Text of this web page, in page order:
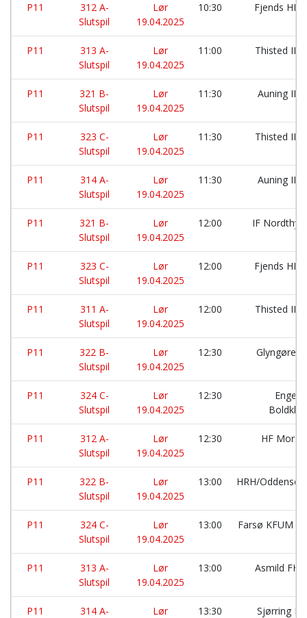
P11
312 A-
Slutspil
Lør
19.04.2025
10:30 Fjends
P11
313 A-
Slutspil
Lør
19.04.2025
11:00 Thisted
P11
321 B-
Slutspil
Lør
19.04.2025
11:30 Auning IF
P11
323 C-
Slutspil
Lør
19.04.2025
11:30 Thisted
P11
314 A-
Slutspil
Lør
19.04.2025
11:30 Auning IF
P11
321 B-
Slutspil
Lør
19.04.2025
12:00 IF
P11
323 C-
Slutspil
Lør
19.04.2025
12:00 Fjends
P11
311 A-
Slutspil
Lør
19.04.2025
12:00 Thisted
P11
322 B-
Slutspil
Lør
19.04.2025
12:30 Glyngøre
P11
324 C-
Slutspil
Lør
19.04.2025
12:30
P11
312 A-
Slutspil
Lør
19.04.2025
12:30 HF
P11
322 B-
Slutspil
Lør
19.04.2025
13:00 HRH/
P11
324 C-
Slutspil
Lør
19.04.2025
13:00 Farsø KFUM
P11
313 A-
Slutspil
Lør
19.04.2025
13:00 Asmild
P11
314 A-
Lør
13:30 Sjørring